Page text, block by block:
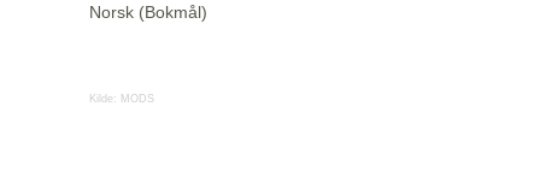
Norsk (Bokmål)
Kilde: MODS